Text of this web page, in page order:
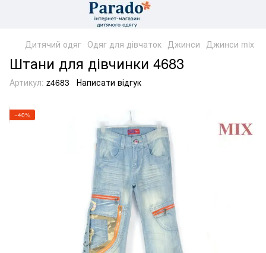
Дитячий одяг Одяг для дівчаток Джинси Джинси mix
Штани для дівчинки 4683
Артикул: z4683 Написати відгук
−40%